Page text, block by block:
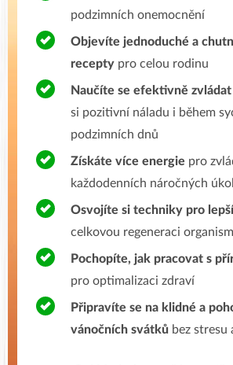
podzimních onemocnění
Objevíte jednoduché a
recepty pro celou rodinu
Naučíte se efektivně
si pozitivní náladu i během
podzimních dnů
Získáte více energie pro
každodenních náročných
Osvojíte si techniky pro
celkovou regeneraci
Pochopíte, jak pracovat s
pro optimalizaci zdraví
Připravíte se na klidné a
vánočních svátků bez stresu